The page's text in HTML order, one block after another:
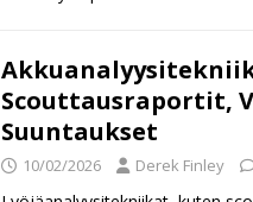
Scouttausraportit,
Suuntaukset
10/02/2026 Derek Finley